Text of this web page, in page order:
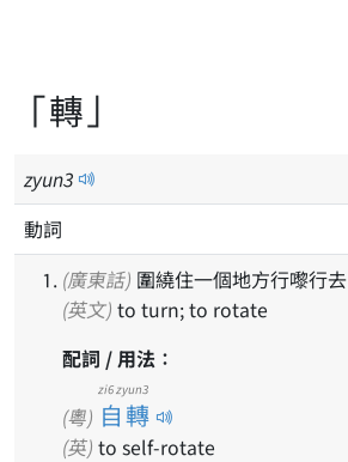
「轉」
zyun3
動詞
(廣東話) 圍繞住一個地方行嚟行去
(英文) to turn; to rotate
配詞 / 用法：
(粵) 自轉
zi6 zyun3
(英) to self-rotate